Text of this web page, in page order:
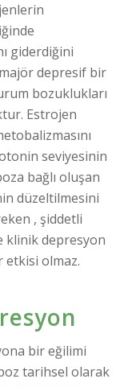
giderdiğini
depresif bir
bozuklukları
Estrojen
seviyesinin
bağlı oluşan
düzeltilmesini
, şiddetli
klinik depresyon
etkisi olmaz.
bir eğilimi
tarihsel olarak